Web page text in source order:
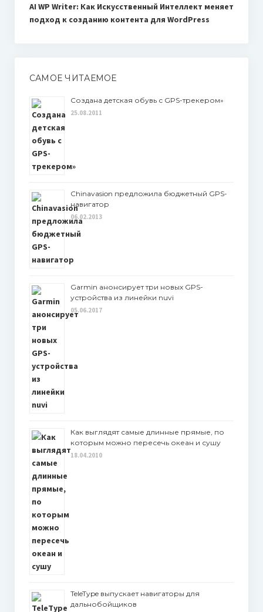
AI WP Writer: Как Искусственный Интеллект меняет
подход к созданию контента для WordPress
САМОЕ ЧИТАЕМОЕ
Создана детская обувь с GPS-трекером»
25.08.2011
Chinavasion предложила бюджетный GPS-
навигатор
06.02.2013
Garmin анонсирует три новых GPS-
устройства из линейки nuvi
05.06.2017
Как выглядят самые длинные прямые, по
которым можно пересечь океан и сушу
18.04.2010
TeleType выпускает навигаторы для
дальнобойщиков